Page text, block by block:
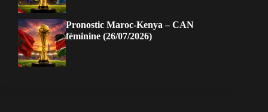
Pronostic Maroc-Kenya – CAN
féminine (26/07/2026)